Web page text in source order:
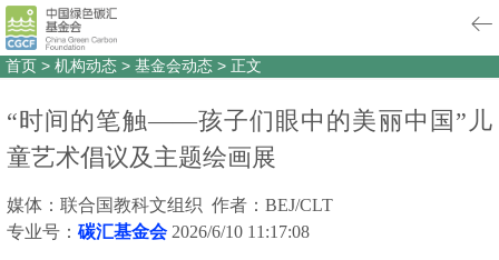
首页 > 机构动态 > 基金会动态 > 正文
“时间的笔触——孩子们眼中的美丽中国”儿
童艺术倡议及主题绘画展
媒体：联合国教科文组织 作者：BEJ/CLT
专业号： 碳汇基金会 2026/6/10 11:17:08